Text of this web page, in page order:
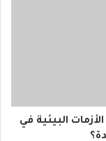
البيئية في